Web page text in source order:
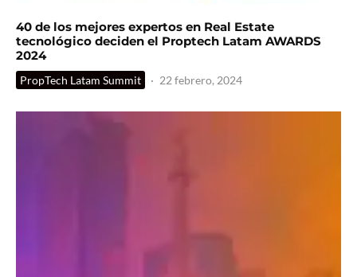
40 de los mejores expertos en Real Estate
tecnológico deciden el Proptech Latam AWARDS
2024
PropTech Latam Summit · 22 febrero, 2024